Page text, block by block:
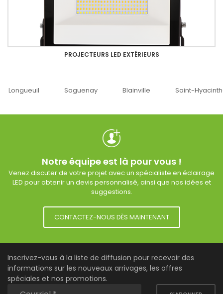
PROJECTEURS LED EXTÉRIEURS
Saguenay Blainville Saint-Hyacinthe Ottawa
Notre équipe est là pour vous !
Venez discuter de votre projet avec un spécialiste en éclairage
LED pour obtenir un devis personnalisé, ainsi que nos idées et
suggestions.
CONTACTEZ-NOUS DÈS MAINTENANT
Inscrivez-vous à la liste de diffusion pour recevoir des
informations sur les nouveaux arrivages, les offres
spéciales et nos promotions.